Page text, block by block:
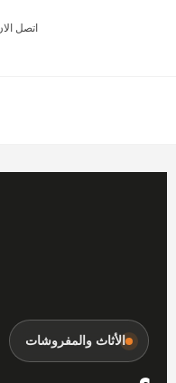
اتصل الان 0096655444142
الأثاث والمفروشات